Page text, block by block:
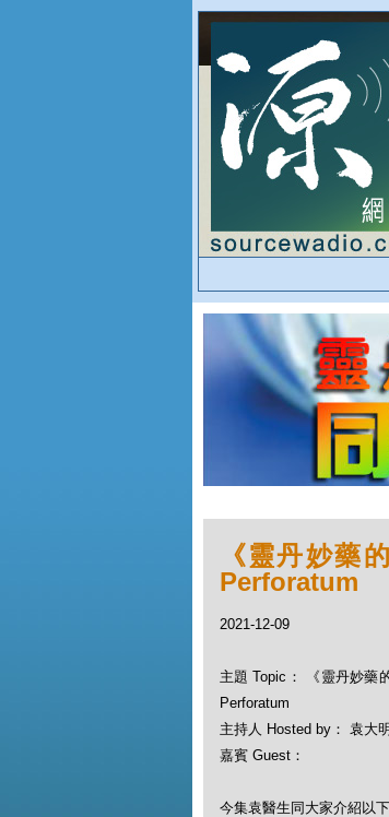
《靈丹妙藥
Perforatum
2021-12-09
主題 Topic： 《靈丹妙藥
Perforatum
主持人 Hosted by： 袁大
嘉賓 Guest：
今集袁醫生同大家介紹以